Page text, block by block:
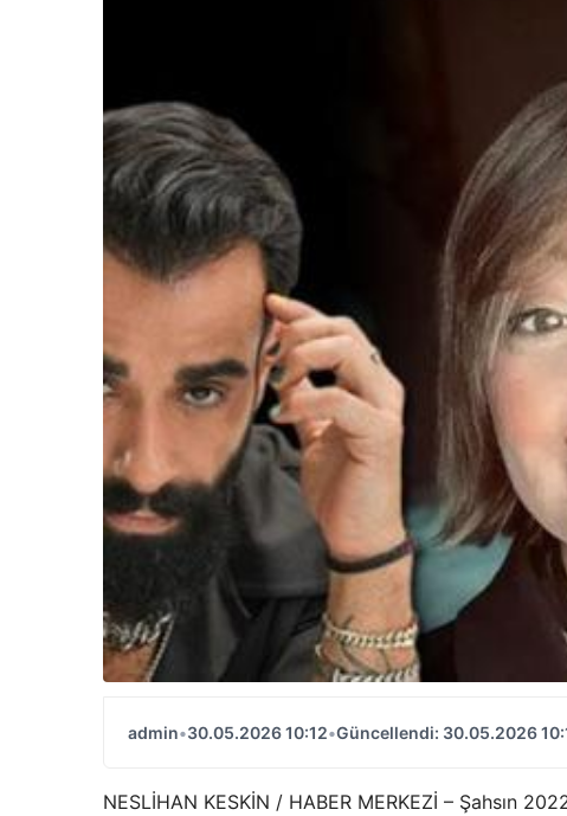
admin•30.05.2026 10:12•Güncellendi: 30.05.2026
NESLİHAN KESKİN / HABER MERKEZİ – Şahsın